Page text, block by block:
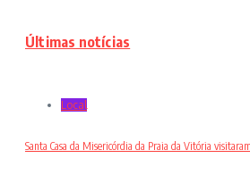
Últimas notícias
Local
Santa Casa da Misericórdia da Praia da Vitória